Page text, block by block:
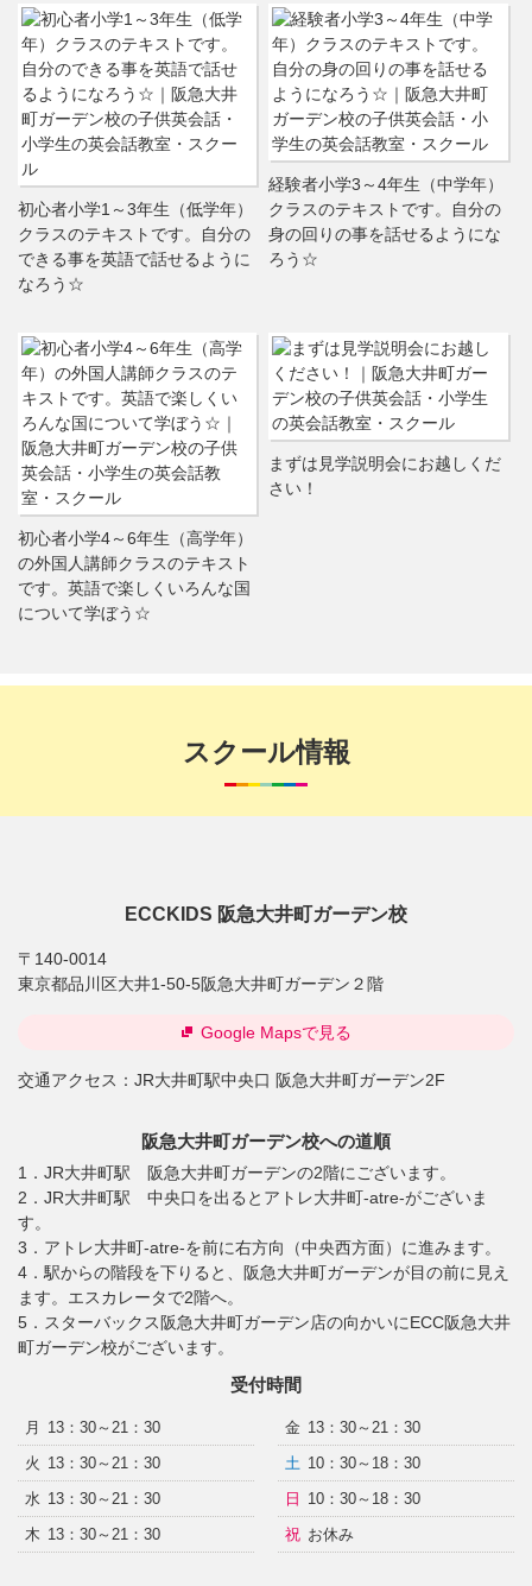
初心者小学1～3年生（低学年）
クラスのテキストです。自分の
できる事を英語で話せるように
なろう☆
経験者小学3～4年生（中学年）
クラスのテキストです。自分の
身の回りの事を話せるようにな
ろう☆
初心者小学4～6年生（高学年）
の外国人講師クラスのテキスト
です。英語で楽しくいろんな国
について学ぼう☆
まずは見学説明会にお越しくだ
さい！
スクール情報
ECCKIDS 阪急大井町ガーデン校
〒140-0014
東京都品川区大井1-50-5阪急大井町ガーデン２階
交通アクセス： JR大井町駅中央口 阪急大井町ガーデン2F
Google Mapsで見る
阪急大井町ガーデン校への道順
1．JR大井町駅 阪急大井町ガーデンの2階にございます。
2．JR大井町駅 中央口を出るとアトレ大井町-atre-がございま
す。
3．アトレ大井町-atre-を前に右方向（中央西方面）に進みます。
4．駅からの階段を下りると、阪急大井町ガーデンが目の前に見え
ます。エスカレータで2階へ。
5．スターバックス阪急大井町ガーデン店の向かいにECC阪急大井
町ガーデン校がございます。
受付時間
月
13：30～21：30
火 13：30～21：30
水 13：30～21：30
木 13：30～21：30
金 13：30～21：30
土 10：30～18：30
日
10：30～18：30
祝 お休み